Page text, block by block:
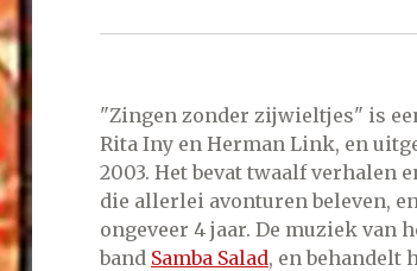
"Zingen zonder zijwieltjes" is
Rita Iny en Herman Link, en
2003. Het bevat twaalf verhalen
die allerlei avonturen beleven,
ongeveer 4 jaar. De muziek van
band Samba Salad, en behandelt